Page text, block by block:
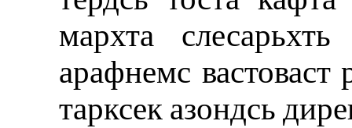
мархта
арафнемс
тарксек азондсь